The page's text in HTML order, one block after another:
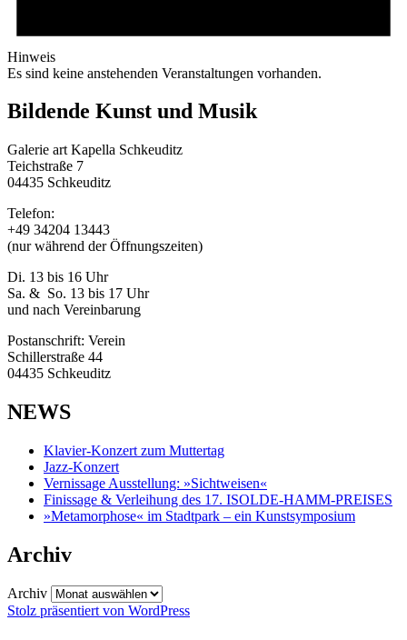
Hinweis
Es sind keine anstehenden Veranstaltungen vorhanden.
Bildende Kunst und Musik
Galerie art Kapella Schkeuditz
Teichstraße 7
04435 Schkeuditz
Telefon:
+49 34204 13443
(nur während der Öffnungszeiten)
Di. 13 bis 16 Uhr
Sa. & So. 13 bis 17 Uhr
und nach Vereinbarung
Postanschrift: Verein
Schillerstraße 44
04435 Schkeuditz
NEWS
Klavier-Konzert zum Muttertag
Jazz-Konzert
Vernissage Ausstellung: »Sichtweisen«
Finissage & Verleihung des 17. ISOLDE-HAMM-PREISES
»Metamorphose« im Stadtpark – ein Kunstsymposium
Archiv
Archiv
Stolz präsentiert von WordPress